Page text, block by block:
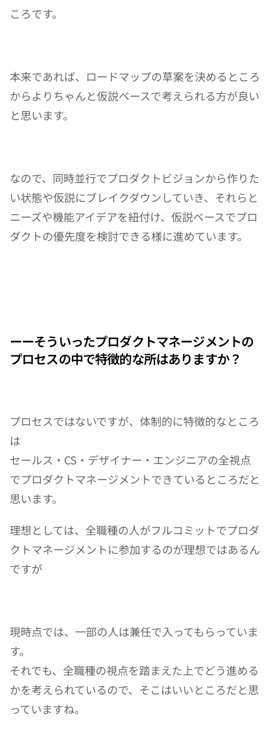
ころです。
本来であれば、ロードマップの草案を決めるところ
からよりちゃんと仮説ベースで考えられる方が良い
と思います。
なので、同時並行でプロダクトビジョンから作りた
い状態や仮説にブレイクダウンしていき、それらと
ニーズや機能アイデアを紐付け、仮説ベースでプロ
ダクトの優先度を検討できる様に進めています。
ーーそういったプロダクトマネージメントの
プロセスの中で特徴的な所はありますか？
プロセスではないですが、体制的に特徴的なところ
は
セールス・CS・デザイナー・エンジニアの全視点
でプロダクトマネージメントできているところだと
思います。
理想としては、全職種の人がフルコミットでプロダ
クトマネージメントに参加するのが理想ではあるん
ですが
現時点では、一部の人は兼任で入ってもらっていま
す。
それでも、全職種の視点を踏まえた上でどう進める
かを考えられているので、そこはいいところだと思
っていますね。